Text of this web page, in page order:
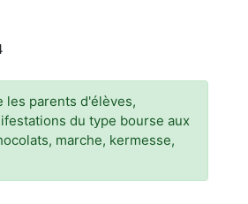
les parents d'élèves,
du type bourse aux
marche, kermesse,